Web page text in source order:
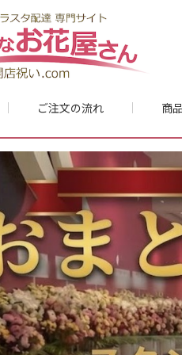
ご注文の流れ 商